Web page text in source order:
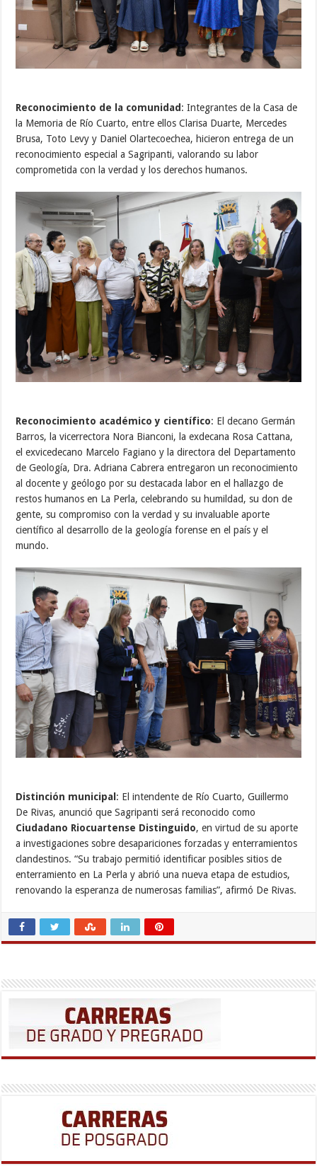
Reconocimiento de la comunidad : Integrantes de la Casa de
la Memoria de Río Cuarto, entre ellos Clarisa Duarte, Mercedes
Brusa, Toto Levy y Daniel Olartecoechea, hicieron entrega de un
reconocimiento especial a Sagripanti, valorando su labor
comprometida con la verdad y los derechos humanos.
Reconocimiento académico y científico: El decano Germán
Barros, la vicerrectora Nora Bianconi, la exdecana Rosa Cattana,
el exvicedecano Marcelo Fagiano y la directora del Departamento
de Geología, Dra. Adriana Cabrera entregaron un reconocimiento
al docente y geólogo por su destacada labor en el hallazgo de
restos humanos en La Perla, celebrando su humildad, su don de
gente, su compromiso con la verdad y su invaluable aporte
científico al desarrollo de la geología forense en el país y el
mundo.
Distinción municipal : El intendente de Río Cuarto, Guillermo
De Rivas, anunció que Sagripanti será reconocido como
Ciudadano Riocuartense Distinguido, en virtud de su aporte
a investigaciones sobre desapariciones forzadas y enterramientos
clandestinos. “Su trabajo permitió identificar posibles sitios de
enterramiento en La Perla y abrió una nueva etapa de estudios,
renovando la esperanza de numerosas familias”, afirmó De Rivas.